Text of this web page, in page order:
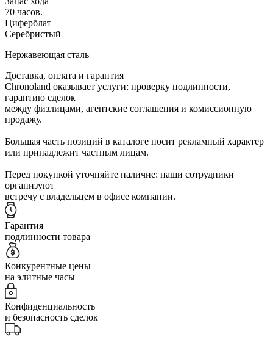
70 часов.
Циферблат
Серебристый
Нержавеющая сталь
Доставка, оплата и гарантия
Chronoland оказывает услуги: проверку подлинности,
гарантию сделок
между физлицами, агентские соглашения и комиссионную
продажу.
Большая часть позиций в каталоге носит рекламный характер
или принадлежит частным лицам.
Перед покупкой уточняйте наличие: наши сотрудники
организуют
встречу с владельцем в офисе компании.
Гарантия
подлинности товара
Конкурентные цены
на элитные часы
Конфиденциальность
и безопасность сделок